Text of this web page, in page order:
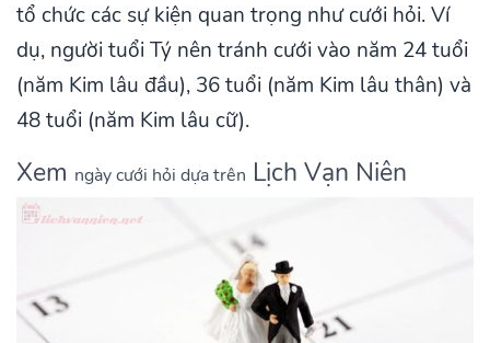
tổ chức các sự kiện quan trọng như cưới hỏi. Ví
dụ, người tuổi Tý nên tránh cưới vào năm 24 tuổi
(năm Kim lâu đầu), 36 tuổi (năm Kim lâu thân) và
48 tuổi (năm Kim lâu cữ).
Xem ngày cưới hỏi dựa trên Lịch Vạn Niên